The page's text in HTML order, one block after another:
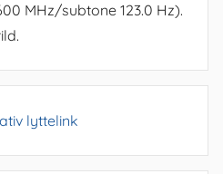
MHz/subtone 123.0 Hz).
lyttelink